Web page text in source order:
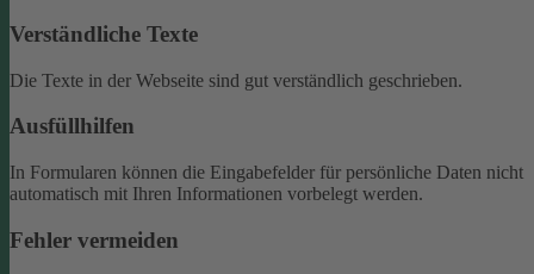
Verständliche Texte
Die Texte in der Webseite sind gut verständlich geschrieben.
Ausfüllhilfen
In Formularen können die Eingabefelder für persönliche Daten nicht
automatisch mit Ihren Informationen vorbelegt werden.
Fehler vermeiden